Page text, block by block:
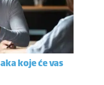
koje će vas